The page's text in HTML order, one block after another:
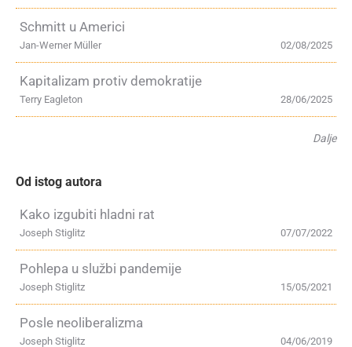
Schmitt u Americi
02/08/2025
Jan-Werner Müller
Kapitalizam protiv demokratije
28/06/2025
Terry Eagleton
Dalje
Od istog autora
Kako izgubiti hladni rat
07/07/2022
Joseph Stiglitz
Pohlepa u službi pandemije
15/05/2021
Joseph Stiglitz
Posle neoliberalizma
04/06/2019
Joseph Stiglitz